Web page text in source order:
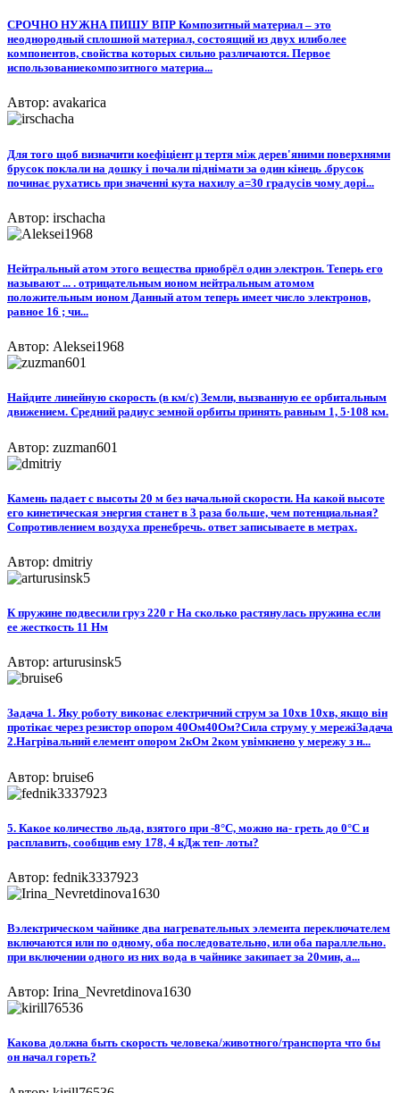
CРОЧНО НУЖНА ПИШУ ВПР Композитный материал – это
неоднородный сплошной материал, состоящий из двух илиболее
компонентов, свойства которых сильно различаются. Первое
использованиекомпозитного материа...
Автор: avakarica
Для того щоб визначити коефіціент μ тертя між дерев'яними поверхнями
брусок поклали на дошку і почали піднімати за один кінець .брусок
починає рухатись при значенні кута нахилу а=30 градусів чому дорі...
Автор: irschacha
Нейтральный атом этого вещества приобрёл один электрон. Теперь его
называют ... . отрицательным ионом нейтральным атомом
положительным ионом Данный атом теперь имеет число электронов,
равное 16 ; чи...
Автор: Aleksei1968
Найдите линейную скорость (в км/с) Земли, вызванную ее орбитальным
движением. Средний радиус земной орбиты принять равным 1, 5·108 км.
Автор: zuzman601
Камень падает с высоты 20 м без начальной скорости. На какой высоте
его кинетическая энергия станет в 3 раза больше, чем потенциальная?
Сопротивлением воздуха пренебречь. ответ записываете в метрах.
Автор: dmitriy
К пружине подвесили груз 220 г На сколько растянулась пружина если
ее жесткость 11 Нм
Автор: arturusinsk5
Задача 1. Яку роботу виконає електричний струм за 10хв 10хв, якщо він
протікає через резистор опором 40Ом40Ом?Сила струму у мережіЗадача
2.Нагрівальний елемент опором 2кОм 2ком увімкнено у мережу з н...
Автор: bruise6
5. Какое количество льда, взятого при -8°С, можно на- греть до 0°С и
расплавить, сообщив ему 178, 4 кДж теп- лоты?
Автор: fednik3337923
Вэлектрическом чайнике два нагревательных элемента переключателем
включаются или по одному, оба последовательно, или оба параллельно.
при включении одного из них вода в чайнике закипает за 20мин, а...
Автор: Irina_Nevretdinova1630
Какова должна быть скорость человека/животного/транспорта что бы
он начал гореть?